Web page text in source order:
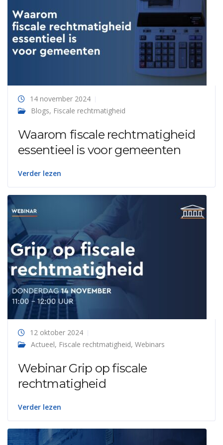
14 november 2024
Blogs, Fiscale rechtmatigheid
Waarom fiscale rechtmatigheid
essentieel is voor gemeenten
Verder lezen
12 oktober 2024
Actueel, Fiscale rechtmatigheid, Webinars
Webinar Grip op fiscale
rechtmatigheid
Verder lezen